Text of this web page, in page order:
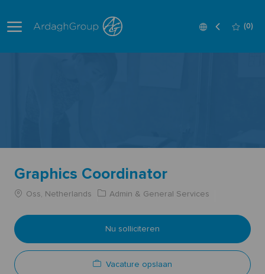
Language
Dutch (0)
Graphics Coordinator
Oss, Netherlands Admin & General Services
Nu solliciteren
Vacature opslaan